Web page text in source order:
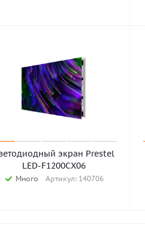
экран Prestel
LED-F1200СX06
Много Артикул: 140706